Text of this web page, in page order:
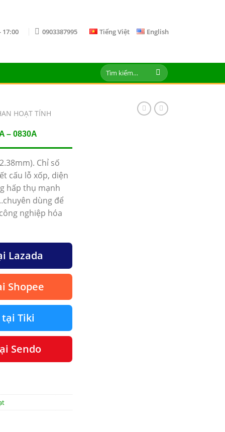
17:00 0903387995 Tiếng Việt English
Tìm
kiếm:
HOẠT TÍNH
– 0830A
Chỉ số
cấu lỗ xốp, diện
hấp thụ mạnh
dùng để
nghiệp hóa
Lazada
Shopee
Tiki
Sendo